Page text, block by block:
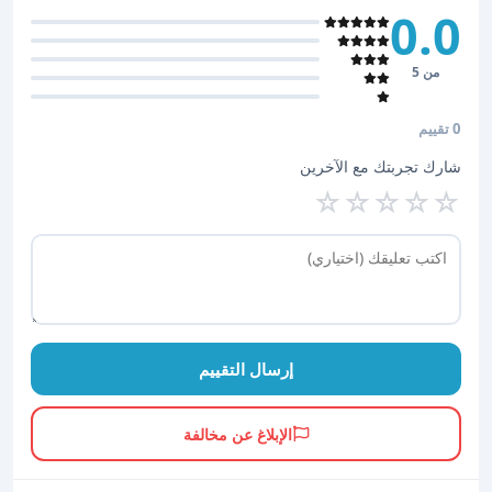
0.0
من 5
0 تقييم
شارك تجربتك مع الآخرين
☆
☆
☆
☆
☆
إرسال التقييم
الإبلاغ عن مخالفة